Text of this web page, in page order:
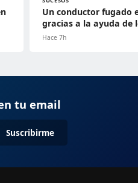
Un conductor fugado
gracias a la ayuda de
Hace 7h
tu email
Suscribirme